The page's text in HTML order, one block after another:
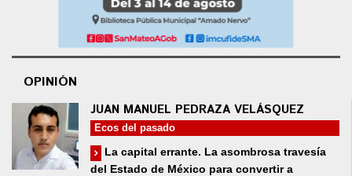
OPINIÓN
JUAN MANUEL PEDRAZA VELÁSQUEZ
Ecos del pasado
La capital errante. La asombrosa travesía
del Estado de México para convertir a